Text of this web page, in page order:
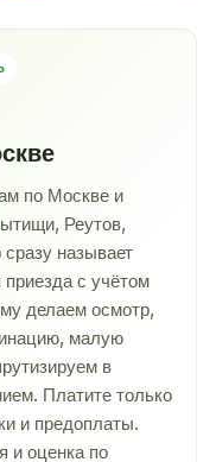
по Москве и
Реутов,
называет
с учётом
делаем осмотр,
малую
в
Платите только
и предоплаты.
и оценка по